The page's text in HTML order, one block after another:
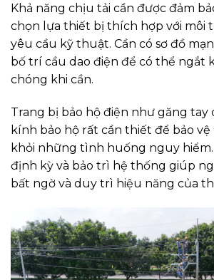
Khả năng chịu tải cần được đảm
chọn lựa thiết bị thích hợp với môi
yêu cầu kỹ thuật. Cần có sơ đồ
bố trí cầu dao điện để có thể ngắt
chóng khi cần.
Trang bị bảo hộ điện như găng tay
kính bảo hộ rất cần thiết để bảo
khỏi những tình huống nguy hiểm.
định kỳ và bảo trì hệ thống giúp
bất ngờ và duy trì hiệu năng của